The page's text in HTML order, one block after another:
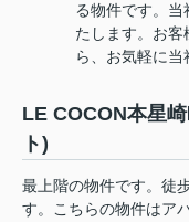
る物件です。
たします。お客
ら、お気軽に当
LE COCON本星
ト)
最上階の物件です。徒
す。こちらの物件はア